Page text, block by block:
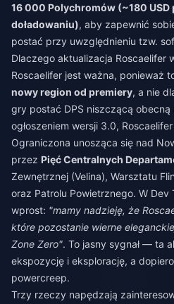
16 000 Polychromów (~180 USD
doładowaniu), aby zapewnić
postać przy uwzględnieniu tzw.
Dlaczego aktualizacja Roscaelifer
Roscaelifer jest ważna, ponieważ
nowy region od premiery, a nie
gry postać DPS niszczącą
ogłoszeniem wersji 3.0,
Ograniczona unosząca się nad
przez Pięć Centralnych
Zewnętrznej (Velina), Warsztatu
oraz Patrolu Powietrznego. W Dev
wprost: "mamy nadzieję, że
które pozostanie wierne
Zone Zero". To jasny sygnał — ta
ekspozycję i eksplorację, a
powercreep.
Trzy rzeczy napędzają